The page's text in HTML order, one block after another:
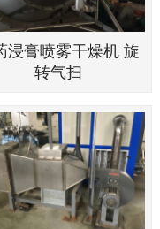
浸膏喷雾干燥机 旋
转气扫